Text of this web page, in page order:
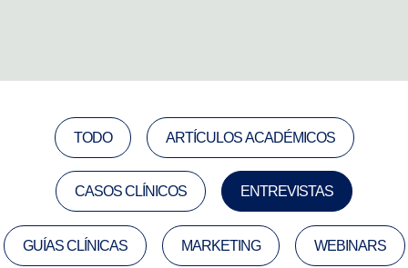
TODO ARTÍCULOS ACADÉMICOS
CASOS CLÍNICOS ENTREVISTAS
GUÍAS CLÍNICAS MARKETING WEBINARS